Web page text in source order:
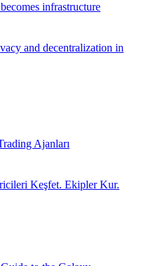
infrastructure
and decentralization in
Ajanları
Keşfet. Ekipler Kur.